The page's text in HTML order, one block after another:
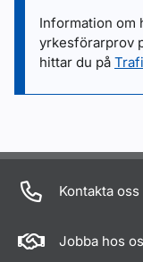
Information om
yrkesförarprov
hittar du på
Kontakta oss
Jobba hos